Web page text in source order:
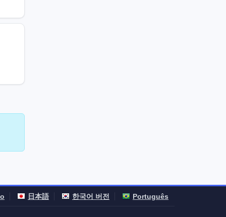
日本語 한국어 버전 Português